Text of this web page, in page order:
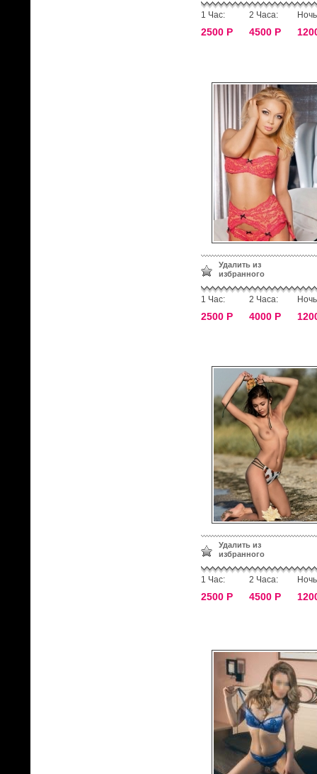
1 Час:
2500 Р
2 Часа:
4500 Р
Удалить из
избранного
1 Час:
2500 Р
2 Часа:
4000 Р
Удалить из
избранного
1 Час:
2500 Р
2 Часа:
4500 Р